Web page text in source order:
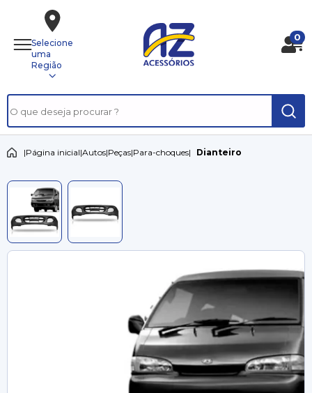
Selecione
uma
Região
0
|Página inicial|Autos|Peças|Para-choques| Dianteiro